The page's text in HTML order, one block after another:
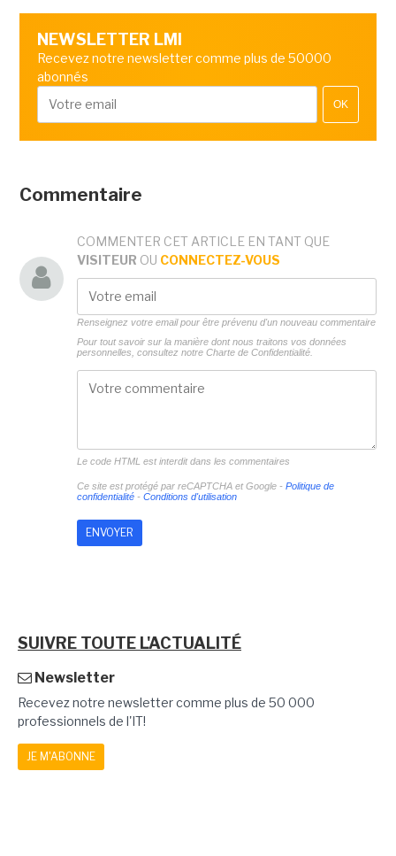
NEWSLETTER LMI
Recevez notre newsletter comme plus de 50000
abonnés
OK
Commentaire
COMMENTER CET ARTICLE EN TANT QUE
VISITEUR OU CONNECTEZ-VOUS
Renseignez votre email pour être prévenu d'un nouveau commentaire
Pour tout savoir sur la manière dont nous traitons vos données
personnelles, consultez notre Charte de Confidentialité.
Le code HTML est interdit dans les commentaires
Ce site est protégé par reCAPTCHA et Google - Politique de
confidentialité- Conditions d'utilisation
SUIVRE TOUTE L'ACTUALITÉ
Newsletter
Recevez notre newsletter comme plus de 50 000
professionnels de l'IT!
JE M'ABONNE